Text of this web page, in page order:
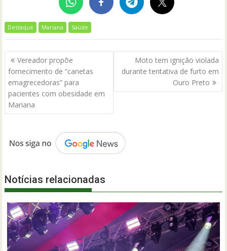
Destaque Mariana Saúde
Navegação
de
Post
Vereador propõe
fornecimento de “canetas
emagrecedoras” para
pacientes com obesidade em
Mariana
Moto tem ignição violada
durante tentativa de furto em
Ouro Preto
Notícias relacionadas